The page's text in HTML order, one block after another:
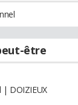
être
| DOIZIEUX